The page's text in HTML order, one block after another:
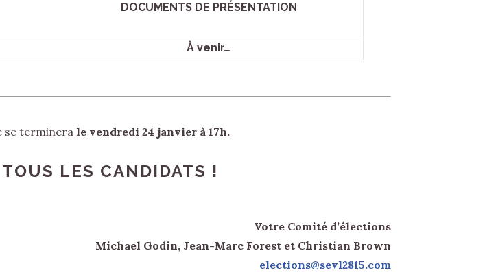
DOCUMENTS DE PRÉSENTATION
À venir…
se terminerale vendredi 24 janvier à 17h.
LES CANDIDATS !
Votre Comité d’élections
Michael Godin, Jean-Marc Forest et Christian Brown
elections@sevl2815.com